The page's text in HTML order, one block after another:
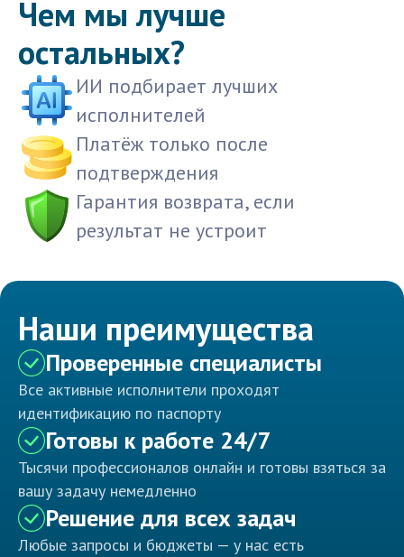
Чем мы лучше
остальных?
ИИ подбирает лучших
исполнителей
Платёж только после
подтверждения
Гарантия возврата, если
результат не устроит
Наши преимущества
Проверенные специалисты
Все активные исполнители проходят
идентификацию по паспорту
Готовы к работе 24/7
Тысячи профессионалов онлайн и готовы взяться за
вашу задачу немедленно
Решение для всех задач
Любые запросы и бюджеты — у нас есть